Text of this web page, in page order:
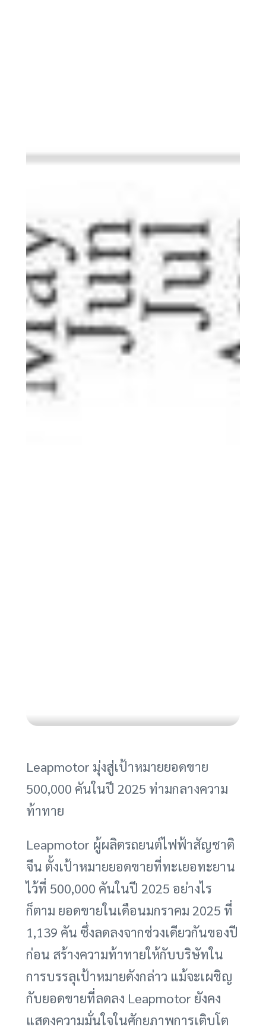
Leapmotor มุ่งสู่เป้าหมายยอดขาย
500,000 คันในปี 2025 ท่ามกลางความ
ท้าทาย
Leapmotor ผู้ผลิตรถยนต์ไฟฟ้าสัญชาติ
จีน ตั้งเป้าหมายยอดขายที่ทะเยอทะยาน
ไว้ที่ 500,000 คันในปี 2025 อย่างไร
ก็ตาม ยอดขายในเดือนมกราคม 2025 ที่
1,139 คัน ซึ่งลดลงจากช่วงเดียวกันของปี
ก่อน สร้างความท้าทายให้กับบริษัทใน
การบรรลุเป้าหมายดังกล่าว แม้จะเผชิญ
กับยอดขายที่ลดลง Leapmotor ยังคง
แสดงความมั่นใจในศักยภาพการเติบโต